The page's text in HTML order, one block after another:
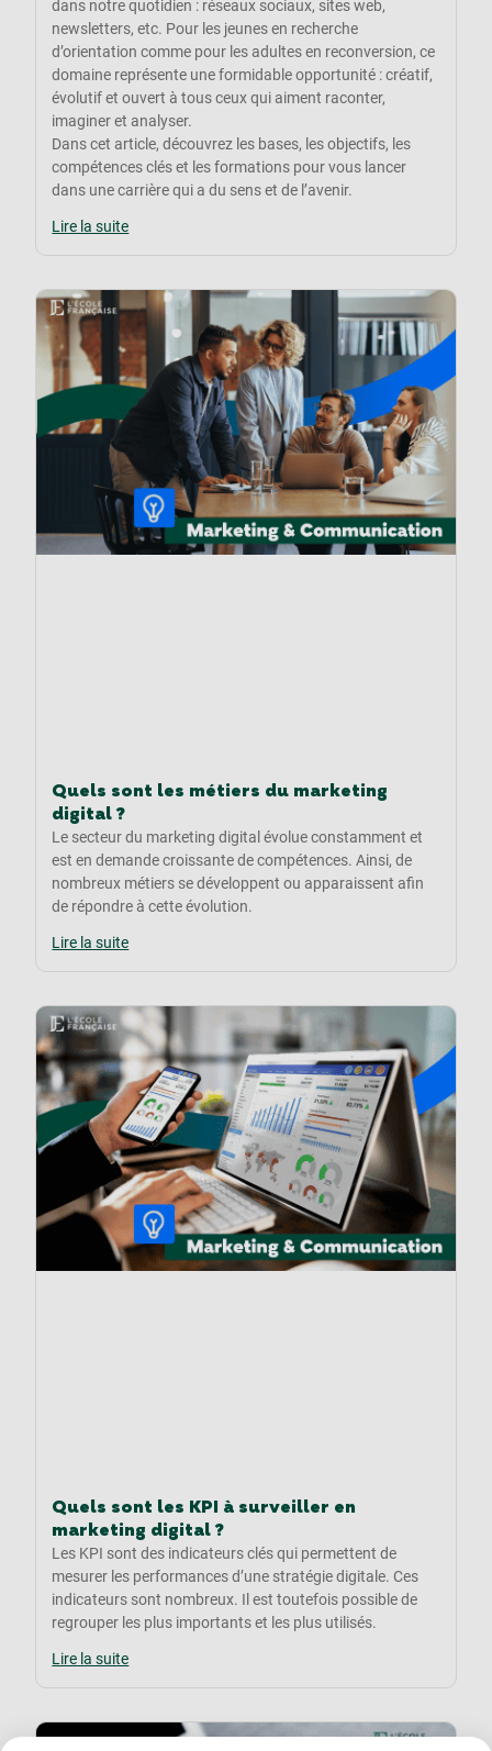
dans notre quotidien : réseaux sociaux, sites web,
newsletters, etc. Pour les jeunes en recherche
d’orientation comme pour les adultes en reconversion, ce
domaine représente une formidable opportunité : créatif,
évolutif et ouvert à tous ceux qui aiment raconter,
imaginer et analyser.
Dans cet article, découvrez les bases, les objectifs, les
compétences clés et les formations pour vous lancer
dans une carrière qui a du sens et de l’avenir.
Lire la suite
Quels sont les métiers du marketing
digital ?
Le secteur du marketing digital évolue constamment et
est en demande croissante de compétences. Ainsi, de
nombreux métiers se développent ou apparaissent afin
de répondre à cette évolution.
Lire la suite
Quels sont les KPI à surveiller en
marketing digital ?
Les KPI sont des indicateurs clés qui permettent de
mesurer les performances d’une stratégie digitale. Ces
indicateurs sont nombreux. Il est toutefois possible de
regrouper les plus importants et les plus utilisés.
Lire la suite